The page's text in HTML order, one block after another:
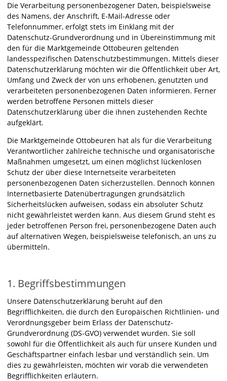
Die Verarbeitung personenbezogener Daten, beispielsweise
des Namens, der Anschrift, E-Mail-Adresse oder
Telefonnummer, erfolgt stets im Einklang mit der
Datenschutz-Grundverordnung und in Übereinstimmung mit
den für die Marktgemeinde Ottobeuren geltenden
landesspezifischen Datenschutzbestimmungen. Mittels dieser
Datenschutzerklärung möchten wir die Öffentlichkeit über Art,
Umfang und Zweck der von uns erhobenen, genutzten und
verarbeiteten personenbezogenen Daten informieren. Ferner
werden betroffene Personen mittels dieser
Datenschutzerklärung über die ihnen zustehenden Rechte
aufgeklärt.
Die Marktgemeinde Ottobeuren hat als für die Verarbeitung
Verantwortlicher zahlreiche technische und organisatorische
Maßnahmen umgesetzt, um einen möglichst lückenlosen
Schutz der über diese Internetseite verarbeiteten
personenbezogenen Daten sicherzustellen. Dennoch können
Internetbasierte Datenübertragungen grundsätzlich
Sicherheitslücken aufweisen, sodass ein absoluter Schutz
nicht gewährleistet werden kann. Aus diesem Grund steht es
jeder betroffenen Person frei, personenbezogene Daten auch
auf alternativen Wegen, beispielsweise telefonisch, an uns zu
übermitteln.
1. Begriffsbestimmungen
Unsere Datenschutzerklärung beruht auf den
Begrifflichkeiten, die durch den Europäischen Richtlinien- und
Verordnungsgeber beim Erlass der Datenschutz-
Grundverordnung (DS-GVO) verwendet wurden. Sie soll
sowohl für die Öffentlichkeit als auch für unsere Kunden und
Geschäftspartner einfach lesbar und verständlich sein. Um
dies zu gewährleisten, möchten wir vorab die verwendeten
Begrifflichkeiten erläutern.